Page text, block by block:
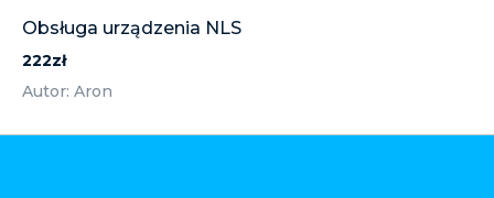
Obsługa urządzenia NLS
222zł
Autor: Aron